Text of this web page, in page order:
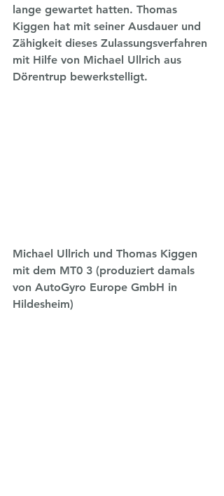
lange gewartet hatten. Thomas
Kiggen hat mit seiner Ausdauer und
Zähigkeit dieses Zulassungsverfahren
mit Hilfe von Michael Ullrich aus
Dörentrup bewerkstelligt.
Michael Ullrich und Thomas Kiggen
mit dem MT0 3 (produziert damals
von AutoGyro Europe GmbH in
Hildesheim)